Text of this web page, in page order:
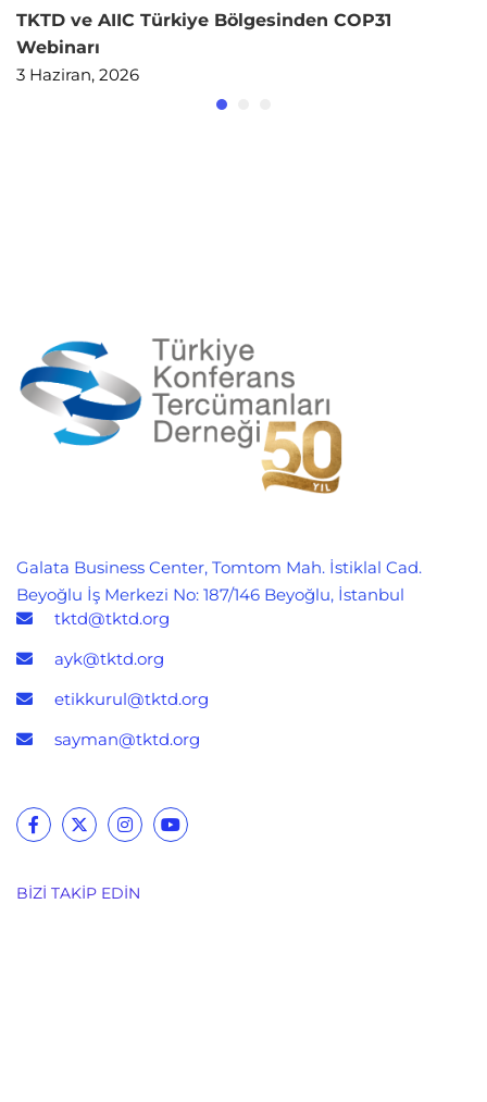
TKTD ve AIIC Türkiye Bölgesinden COP31
Webinarı
3 Haziran, 2026
Galata Business Center, Tomtom Mah. İstiklal Cad.
Beyoğlu İş Merkezi No: 187/146 Beyoğlu, İstanbul
tktd@tktd.org
ayk@tktd.org
etikkurul@tktd.org
sayman@tktd.org
BIZI TAKIP EDIN